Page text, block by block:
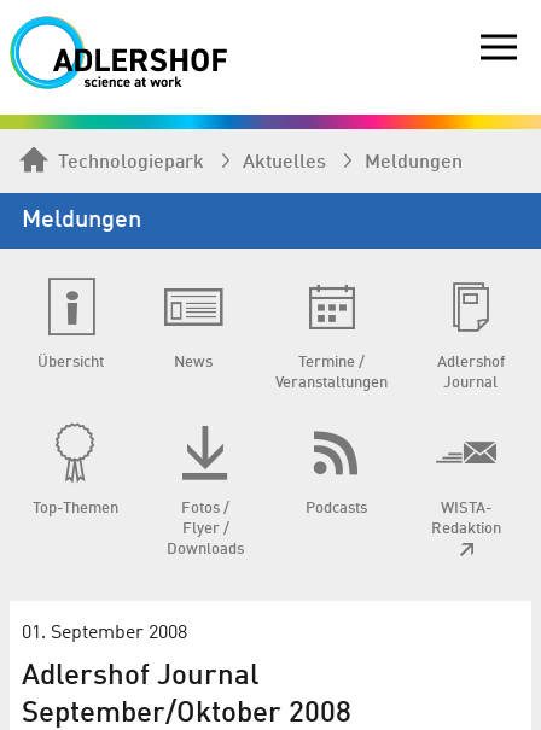
Technologiepark Aktuelles Meldungen
Meldungen
Übersicht News
Termine /
Veranstaltungen
Adlershof
Journal
Top-Themen
Fotos /
Flyer /
Downloads
Podcasts
WISTA-
Redaktion
01. September 2008
Adlershof Journal
September/Oktober 2008